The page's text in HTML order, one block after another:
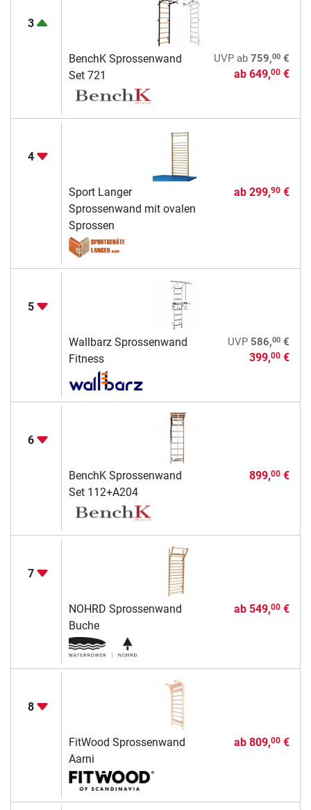
3
BenchK Sprossenwand
Set 721
UVPab 759,00€
ab 649,00€
4
Sport Langer
Sprossenwand mit ovalen
Sprossen
ab 299,90€
5
Wallbarz Sprossenwand
Fitness
UVP 586,00€
399,00€
6
BenchK Sprossenwand
Set 112+A204
899,00€
7
NOHRD Sprossenwand
Buche
ab 549,00€
8
FitWood Sprossenwand
Aarni
ab 809,00€